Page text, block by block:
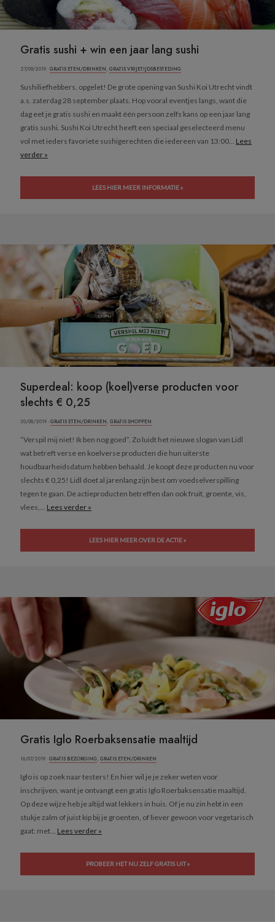
Gratis sushi + win een jaar lang sushi
27/09/2019 ·GRATIS ETEN/DRINKEN, GRATIS VRIJETIJDSBESTEDING
Sushiliefhebbers, opgelet! De grote opening van Sushi Koi Utrecht vindt
a.s. zaterdag 28 september plaats. Hop vooral eventjes langs, want die
dag eet je gratis sushi en maakt één persoon zelfs kans op een jaar lang
gratis sushi. Sushi Koi Utrecht heeft een speciaal geselecteerd menu
vol met ieders favoriete sushigerechten die iedereen van 13:00... Lees
verder »
LEES HIER MEER INFORMATIE »
Superdeal: koop (koel)verse producten voor
slechts € 0,25
30/08/2019 ·GRATIS ETEN/DRINKEN, GRATIS SHOPPEN
”Verspil mij niet! Ik ben nog goed”. Zo luidt het nieuwe slogan van Lidl
wat betreft verse en koelverse producten die hun uiterste
houdbaarheidsdatum hebben behaald. Je koopt deze producten nu voor
slechts € 0,25! Lidl doet al jarenlang zijn best om voedselverspilling
tegen te gaan. De actieproducten betreffen dan ook fruit, groente, vis,
vlees,... Lees verder »
LEES HIER MEER OVER DE ACTIE »
Gratis Iglo Roerbaksensatie maaltijd
16/07/2019 ·GRATIS BEZORGING, GRATIS ETEN/DRINKEN
Iglo is op zoek naar testers! En hier wil je je zeker weten voor
inschrijven, want je ontvangt een gratis Iglo Roerbaksensatie maaltijd.
Op deze wijze heb je altijd wat lekkers in huis. Of je nu zin hebt in een
stukje zalm of juist kip bij je groenten, of liever gewoon voor vegetarisch
gaat: met... Lees verder »
PROBEER HET NU ZELF GRATIS UIT »